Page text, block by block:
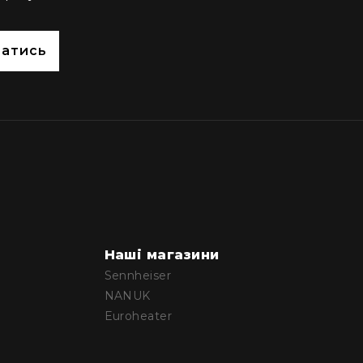
Наші магазини
Sennheiser
NANUK
Euroheater